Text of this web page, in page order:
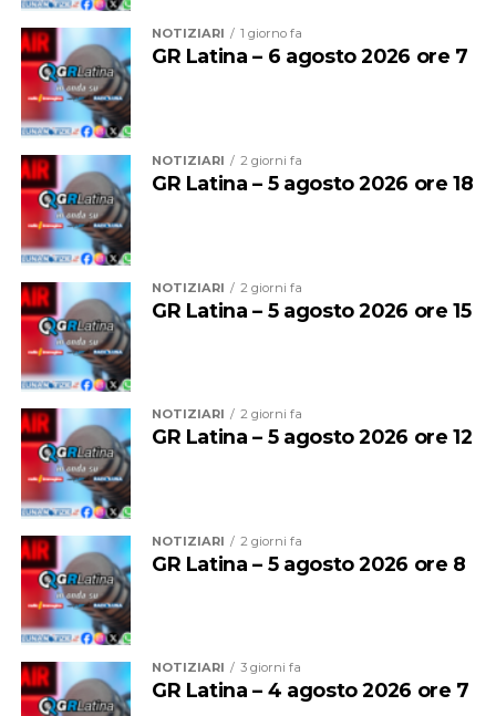
per il settimo
appuntamento, ospite Massimiliano Smeriglio,
scrittore, docente di Pedagogia speciale presso
l’Università Roma Tre e Assessore alla Cultura e al
Coordinamento delle iniziative riconducibili alla
Giornata della Memoria di Roma Capitale, che
presenterà il suo ultimo romanzo “Il legame covalente”.
A dialogare con l’autore sarà la giornalista Licia Pastore.
Massimiliano Smeriglio è autore di numerose opere che
hanno riscosso l’apprezzamento della critica e dei
lettori. Tra le sue pubblicazioni figurano “Garbatella
combat zone” (Voland, 2010), “Suk Ovest. Banditi a
Roma” (Fazi Editore, 2012), finalista al Premio
Scerbanenco, “Per quieto vivere” (Fazi Editore, 2017),
NOTIZIARI 1 giorno fa
GR Latina – 6 agosto 2026 ore 7
NOTIZIARI 2 giorni fa
GR Latina – 5 agosto 2026 ore 18
NOTIZIARI 2 giorni fa
GR Latina – 5 agosto 2026 ore 15
NOTIZIARI 2 giorni fa
GR Latina – 5 agosto 2026 ore 12
NOTIZIARI 2 giorni fa
GR Latina – 5 agosto 2026 ore 8
NOTIZIARI 3 giorni fa
GR Latina – 4 agosto 2026 ore 7